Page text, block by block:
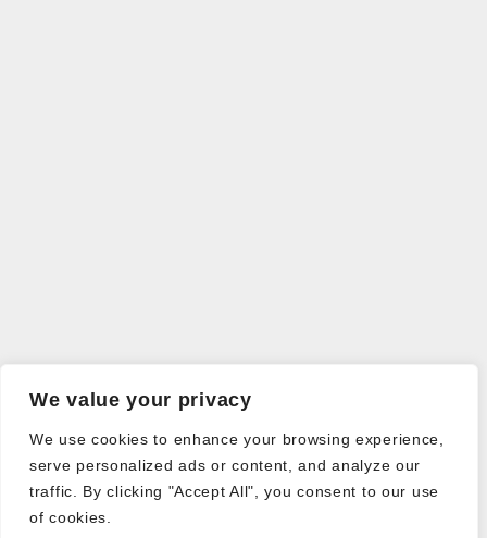
We value your privacy
We use cookies to enhance your browsing experience,
serve personalized ads or content, and analyze our
traffic. By clicking "Accept All", you consent to our use
of cookies.